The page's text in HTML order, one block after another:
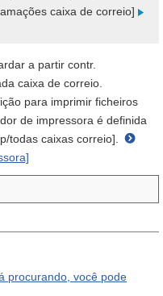
caixa de correio]
a partir contr.
caixa de correio.
para imprimir ficheiros
de impressora é definida
todas caixas correio].
procurando, você pode